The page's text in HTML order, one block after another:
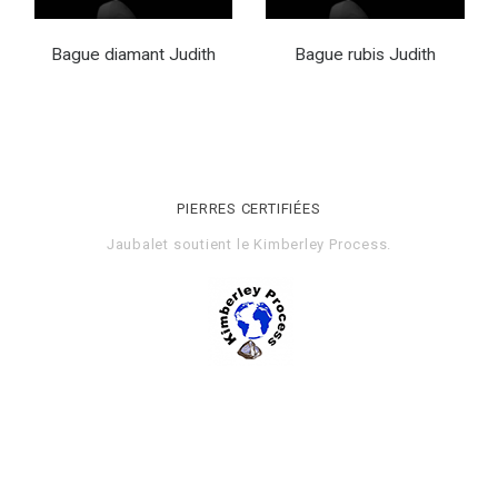
Bague diamant Judith Bague rubis Judith
PIERRES CERTIFIÉES
Jaubalet soutient le Kimberley Process.